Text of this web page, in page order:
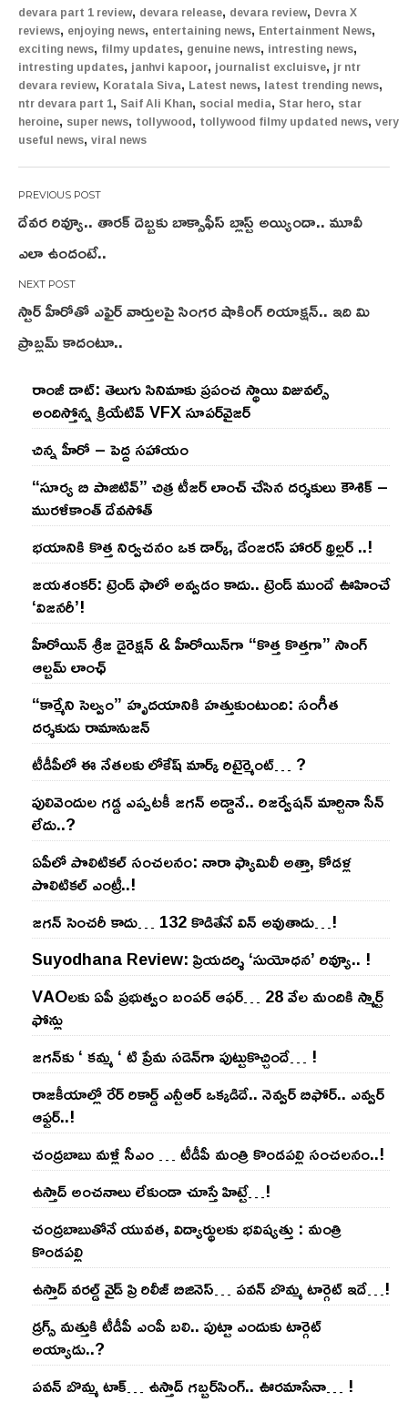
devara part 1 review, devara release, devara review, Devra X
reviews, enjoying news, entertaining news, Entertainment News,
exciting news, filmy updates, genuine news, intresting news,
intresting updates, janhvi kapoor, journalist excluisve, jr ntr
devara review, Koratala Siva, Latest news, latest trending news,
ntr devara part 1, Saif Ali Khan, social media, Star hero, star
heroine, super news, tollywood, tollywood filmy updated news, very
useful news, viral news
Post
navigation
దేవ‌ర రివ్యూ.. తార‌క్ దెబ్బ‌కు బాక్సాఫీస్ బ్లాస్ట్ అయ్యిందా.. మూవీ
ఎలా ఉందంటే..
స్టార్ హీరోతో ఎఫైర్ వార్తులపై సింగ‌ర షాకింగ్ రియాక్ష‌న్.. ఇది మి
ప్రాబ్ల‌మ్ కాదంటూ..
రాంజీ డాట్: తెలుగు సినిమాకు ప్రపంచ స్థాయి విజువల్స్
అందిస్తోన్న క్రియేటివ్ VFX సూపర్‌వైజర్
చిన్న హీరో – పెద్ద సహాయం
“సూర్య బి పాజిటివ్” చిత్ర టీజర్ లాంచ్ చేసిన‌ దర్శకులు కౌశిక్ –
మురళీకాంత్ దేవసోత్
భయానికి కొత్త నిర్వచనం ఒక డార్క్, డేంజరస్ హారర్ థ్రిల్లర్ ..!
జయశంకర్: ట్రెండ్‌ ఫాలో అవ్వడం కాదు.. ట్రెండ్‌ ముందే ఊహించే
‘విజనరీ’!
హీరోయిన్ శ్రీజ డైరెక్ష‌న్ & హీరోయిన్‌గా “కొత్త కొత్తగా” సాంగ్
ఆల్బమ్ లాంఛ్
“కార్మేని సెల్వం” హృదయానికి హత్తుకుంటుంది: సంగీత
దర్శకుడు రామానుజన్
టీడీపీలో ఈ నేత‌ల‌కు లోకేష్ మార్క్ రిటైర్మెంట్‌… ?
పులివెందుల గ‌డ్డ ఎప్ప‌ట‌కీ జ‌గ‌న్ అడ్డానే.. రిజ‌ర్వేష‌న్ మార్చినా సీన్
లేదు..?
ఏపీలో పొలిటిక‌ల్ సంచ‌ల‌నం: నారా ఫ్యామిలీ అత్తా, కోడ‌ళ్ల
పొలిటికల్ ఎంట్రీ..!
జ‌గ‌న్ సెంచ‌రీ కాదు… 132 కొడితేనే విన్ అవుతాడు…!
Suyodhana Review: ప్రియదర్శి ‘సుయోధన’ రివ్యూ.. !
VAOల‌కు ఏపీ ప్ర‌భుత్వం బంప‌ర్ ఆఫ‌ర్‌… 28 వేల మందికి స్మార్ట్
ఫోన్లు
జ‌గ‌న్‌కు ‘ క‌మ్మ ‘ టి ప్రేమ స‌డెన్‌గా పుట్టుకొచ్చిందే… !
రాజ‌కీయాల్లో రేర్ రికార్డ్ ఎన్టీఆర్ ఒక్క‌డిదే.. నెవ్వ‌ర్ బిఫోర్‌.. ఎవ్వ‌ర్
ఆఫ్ట‌ర్‌..!
చంద్ర‌బాబు మ‌ళ్లీ సీఎం … టీడీపీ మంత్రి కొండ‌ప‌ల్లి సంచ‌ల‌నం..!
ఉస్తాద్ అంచ‌నాలు లేకుండా చూస్తే హిట్టే…!
చంద్ర‌బాబుతోనే యువ‌త‌, విద్యార్థుల‌కు భ‌విష్య‌త్తు : మంత్రి
కొండ‌ప‌ల్లి
ఉస్తాద్ వ‌ర‌ల్డ్ వైడ్ ప్రి రిలీజ్ బిజినెస్‌… ప‌వ‌న్ బొమ్మ టార్గెట్ ఇదే…!
డ్రగ్స్ మత్తుకి టీడీపీ ఎంపీ బలి.. పుట్టా ఎందుకు టార్గెట్
అయ్యాడు..?
ప‌వ‌న్ బొమ్మ టాక్‌… ఉస్తాద్ గ‌బ్బ‌ర్‌సింగ్‌.. ఊర‌మాసేనా… !